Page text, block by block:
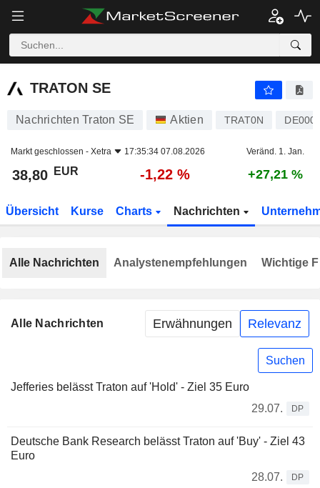
TRATON SE
TRATON SE
Nachrichten Traton SE Aktien TRAT0N
Markt geschlossen - Xetra 17:35:34 07.08.2026 Veränd. 1. Jan.
38,80 EUR -1,22 % +27,21 %
Übersicht Kurse Charts Nachrichten
Alle Nachrichten Erwähnungen Relevanz
Suchen
Jefferies belässt Traton auf 'Hold' - Ziel 35 Euro
29.07.
DP
Deutsche Bank Research belässt Traton auf 'Buy' - Ziel 43
Euro
28.07.
DP
Alle Nachrichten Analystenempfehlungen Wichtige